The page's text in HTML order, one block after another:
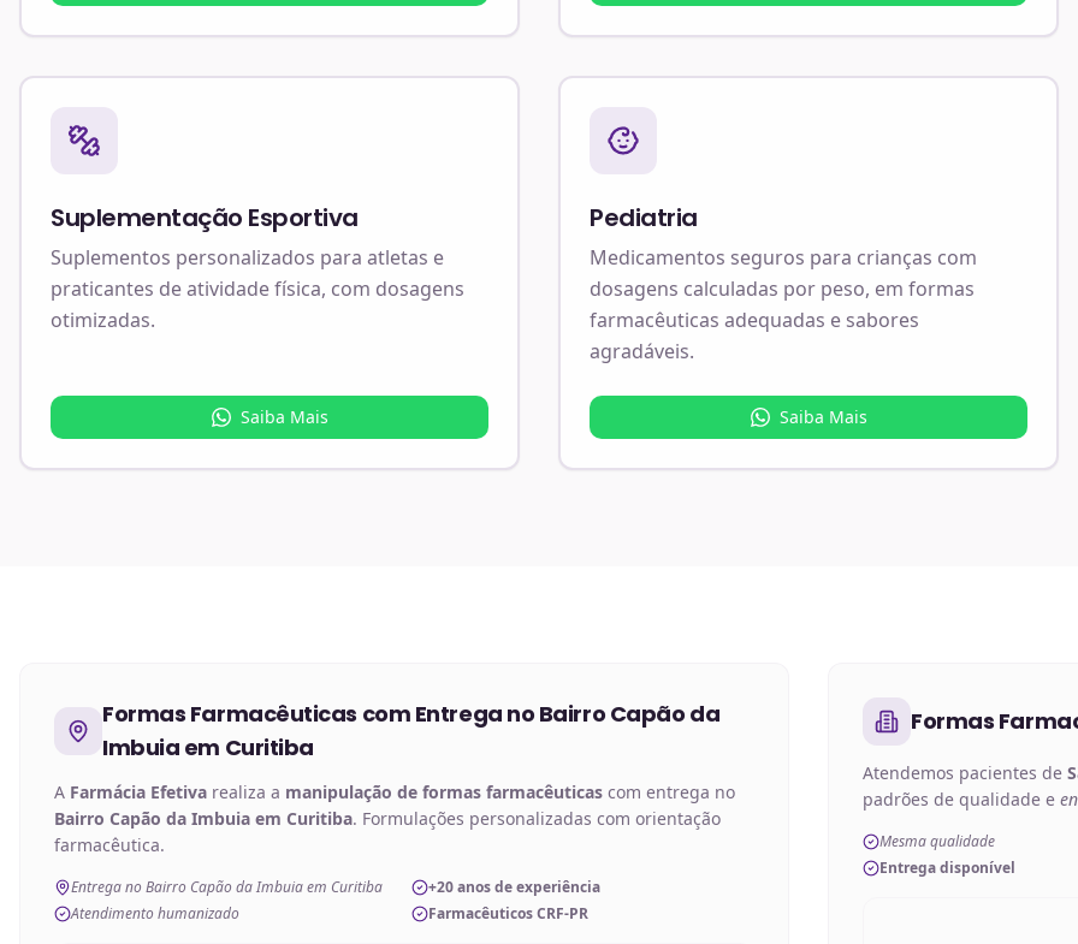
Suplementação Esportiva
Suplementos personalizados para atletas e
praticantes de atividade física, com dosagens
otimizadas.
Saiba Mais
Pediatria
Medicamentos seguros para crianças com
dosagens calculadas por peso, em formas
farmacêuticas adequadas e sabores
agradáveis.
Saiba Mais
Formas Farmacêuticas com Entrega no Bairro Capão da
Imbuia em Curitiba
A Farmácia Efetiva realiza a manipulação de formas farmacêuticas com entrega no
Bairro Capão da Imbuia em Curitiba. Formulações personalizadas com orientação
farmacêutica.
Entrega no Bairro Capão da Imbuia em Curitiba
+20 anos de experiência
Atendimento humanizado
Farmacêuticos CRF-PR
Formas
Atendemos pacientes de
padrões de qualidade e
Mesma qualidade
Entrega disponível